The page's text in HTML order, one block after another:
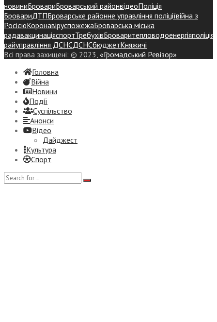
новиниБровариБроварський районвідеоПоліція
БровариДТПБроварське районне управління поліціївійна з
РосієюКоронавіруспожежаБроварська міська
радавакцинаціяспортТребухівБроваритепловодоенергіяполіція
райуправління ДСНСДСНСбюджетКняжичі
Всі права захищені: © 2023, «Громадський Ревізор»
Головна
Війна
Новини
Події
Суспiльство
Анонси
Відео
Дайджест
Культура
Спорт